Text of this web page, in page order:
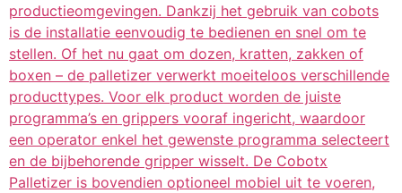
productieomgevingen. Dankzij het gebruik van cobots
is de installatie eenvoudig te bedienen en snel om te
stellen. Of het nu gaat om dozen, kratten, zakken of
boxen – de palletizer verwerkt moeiteloos verschillende
producttypes. Voor elk product worden de juiste
programma’s en grippers vooraf ingericht, waardoor
een operator enkel het gewenste programma selecteert
en de bijbehorende gripper wisselt. De Cobotx
Palletizer is bovendien optioneel mobiel uit te voeren,